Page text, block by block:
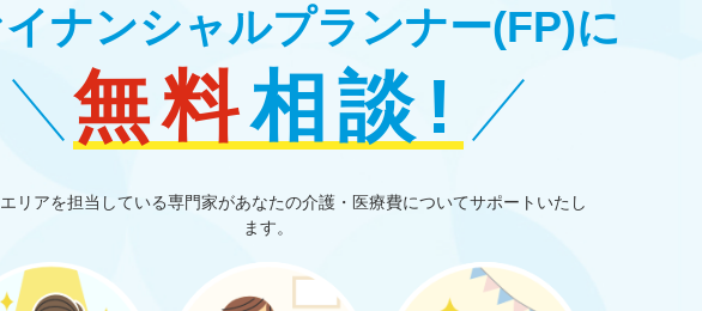
ナンシャルプランナー(FP)に
無料相談!
リアを担当している専門家があなたの介護・医療費についてサポートいたし
ます。